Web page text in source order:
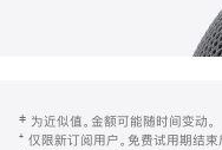
页
注
‡ 为近似值。金额可能随时间变动。
⁺ 仅限新订阅用户。免费试用期结